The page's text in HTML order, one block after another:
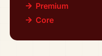
Premium
Core